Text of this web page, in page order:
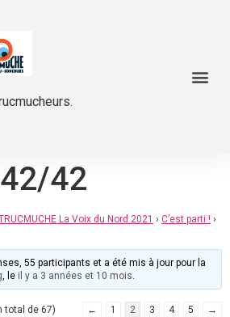
42
La Voix du Nord 2021 › C’est parti ! ›
55 participants et a été mis à jour pour la
, le il y a 3 années et 10 mois.
total de 67) ← 1 2 3 4 5 →